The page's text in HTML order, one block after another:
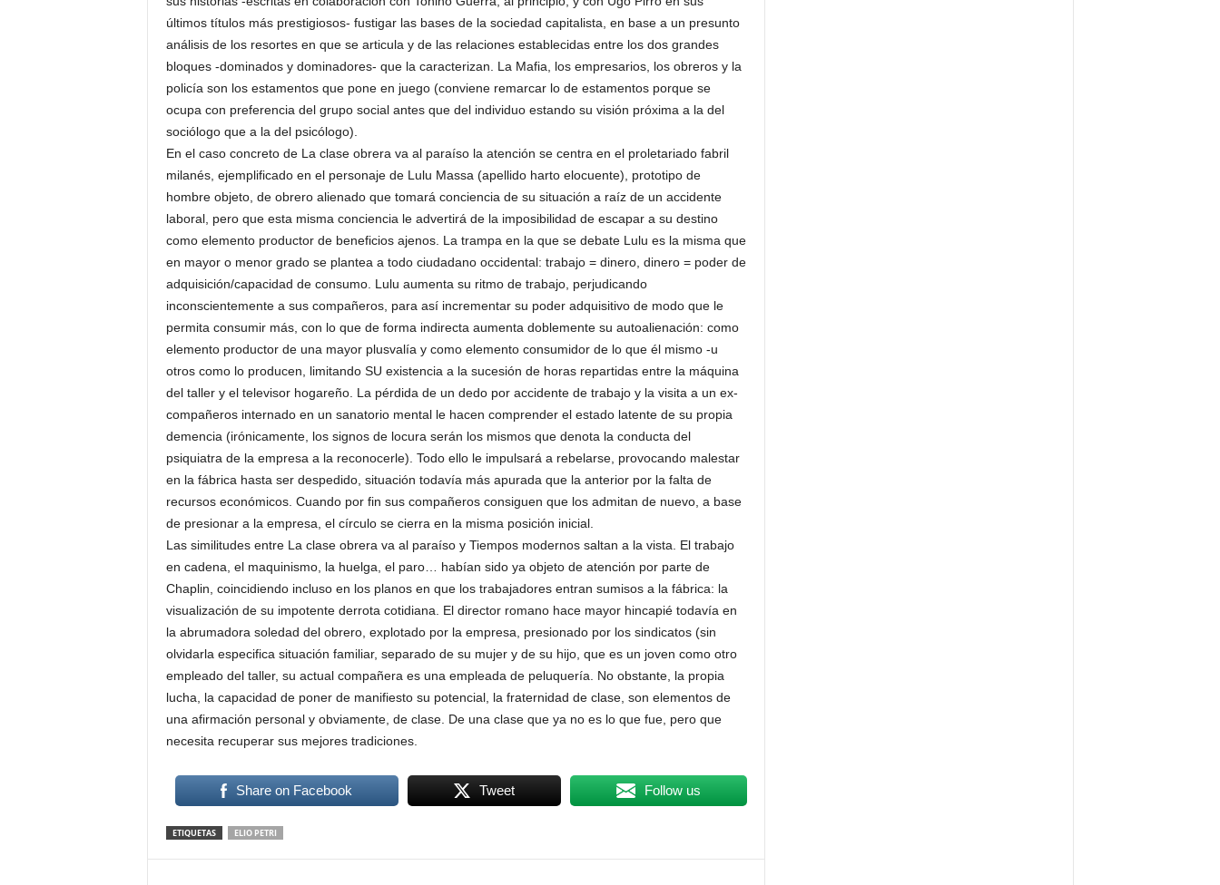
últimos títulos más prestigiosos- fustigar las bases de la sociedad capitalista, en base a un presunto
análisis de los resortes en que se articula y de las relaciones establecidas entre los dos grandes
bloques -dominados y dominadores- que la caracterizan. La Mafia, los empresarios, los obreros y la
policía son los estamentos que pone en juego (conviene remarcar lo de estamentos porque se
ocupa con preferencia del grupo social antes que del individuo estando su visión próxima a la del
sociólogo que a la del psicólogo).
En el caso concreto de La clase obrera va al paraíso la atención se centra en el proletariado fabril
milanés, ejemplificado en el personaje de Lulu Massa (apellido harto elocuente), prototipo de
hombre objeto, de obrero alienado que tomará conciencia de su situación a raíz de un accidente
laboral, pero que esta misma conciencia le advertirá de la imposibilidad de escapar a su destino
como elemento productor de beneficios ajenos. La trampa en la que se debate Lulu es la misma que
en mayor o menor grado se plantea a todo ciudadano occidental: trabajo = dinero, dinero = poder de
adquisición/capacidad de consumo. Lulu aumenta su ritmo de trabajo, perjudicando
inconscientemente a sus compañeros, para así incrementar su poder adquisitivo de modo que le
permita consumir más, con lo que de forma indirecta aumenta doblemente su autoalienación: como
elemento productor de una mayor plusvalía y como elemento consumidor de lo que él mismo -u
otros como lo producen, limitando SU existencia a la sucesión de horas repartidas entre la máquina
del taller y el televisor hogareño. La pérdida de un dedo por accidente de trabajo y la visita a un ex-
compañeros internado en un sanatorio mental le hacen comprender el estado latente de su propia
demencia (irónicamente, los signos de locura serán los mismos que denota la conducta del
psiquiatra de la empresa a la reconocerle). Todo ello le impulsará a rebelarse, provocando malestar
en la fábrica hasta ser despedido, situación todavía más apurada que la anterior por la falta de
recursos económicos. Cuando por fin sus compañeros consiguen que los admitan de nuevo, a base
de presionar a la empresa, el círculo se cierra en la misma posición inicial.
Las similitudes entre La clase obrera va al paraíso y Tiempos modernos saltan a la vista. El trabajo
en cadena, el maquinismo, la huelga, el paro… habían sido ya objeto de atención por parte de
Chaplin, coincidiendo incluso en los planos en que los trabajadores entran sumisos a la fábrica: la
visualización de su impotente derrota cotidiana. El director romano hace mayor hincapié todavía en
la abrumadora soledad del obrero, explotado por la empresa, presionado por los sindicatos (sin
olvidarla especifica situación familiar, separado de su mujer y de su hijo, que es un joven como otro
empleado del taller, su actual compañera es una empleada de peluquería. No obstante, la propia
lucha, la capacidad de poner de manifiesto su potencial, la fraternidad de clase, son elementos de
una afirmación personal y obviamente, de clase. De una clase que ya no es lo que fue, pero que
necesita recuperar sus mejores tradiciones.
Share on Facebook Tweet Follow us
ETIQUETAS ELIO PETRI